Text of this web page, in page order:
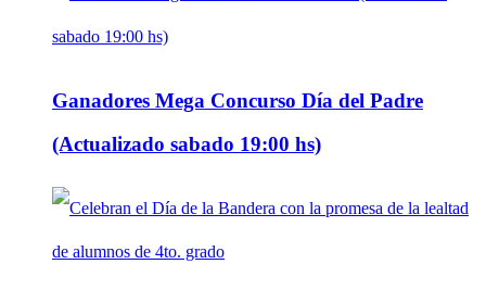
Ganadores Mega Concurso Día del Padre
(Actualizado sabado 19:00 hs)